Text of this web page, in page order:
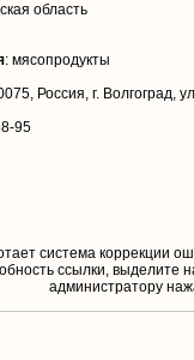
область
: мясопродукты
Россия, г. Волгоград,
95
система коррекции
ссылки, выделите
aдминистратору